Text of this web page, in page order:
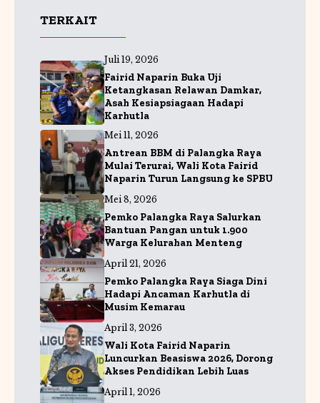
b
o
o
k
A
p
p
r
a
TERKAIT
Juli 19, 2026
Fairid Naparin Buka Uji
Ketangkasan Relawan Damkar,
Asah Kesiapsiagaan Hadapi
Karhutla
Mei 11, 2026
Antrean BBM di Palangka Raya
Mulai Terurai, Wali Kota Fairid
Naparin Turun Langsung ke SPBU
Mei 8, 2026
Pemko Palangka Raya Salurkan
Bantuan Pangan untuk 1.900
Warga Kelurahan Menteng
April 21, 2026
Pemko Palangka Raya Siaga Dini
Hadapi Ancaman Karhutla di
Musim Kemarau
April 3, 2026
Wali Kota Fairid Naparin
Luncurkan Beasiswa 2026, Dorong
Akses Pendidikan Lebih Luas
April 1, 2026